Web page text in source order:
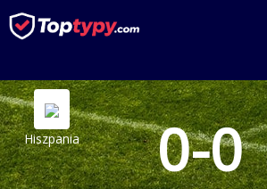
Hiszpania 0-0